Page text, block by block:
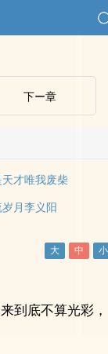
下ー章
才唯我废柴
月李义阳
到底不算光彩，